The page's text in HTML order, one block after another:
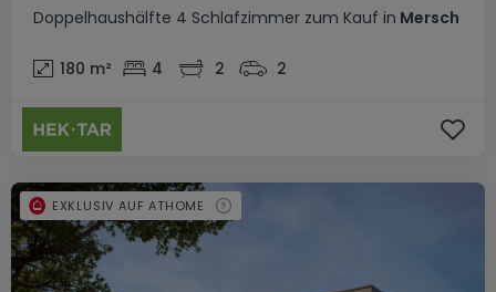
Doppelhaushälfte 4 Schlafzimmer zum Kauf in Mersch
180 m² 4 2 2
EXKLUSIV AUF ATHOME